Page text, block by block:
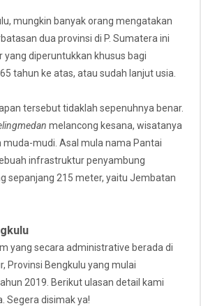
mungkin banyak orang mengatakan
dua provinsi di P. Sumatera ini
diperuntukkan khusus bagi
tahun ke atas, atau sudah lanjut usia.
tersebut tidaklah sepenuhnya benar.
melancong kesana, wisatanya
mudi. Asal mula nama Pantai
infrastruktur penyambung
sepanjang 215 meter, yaitu Jembatan
yang secara administrative berada di
Provinsi Bengkulu yang mulai
2019. Berikut ulasan detail kami
Segera disimak ya!